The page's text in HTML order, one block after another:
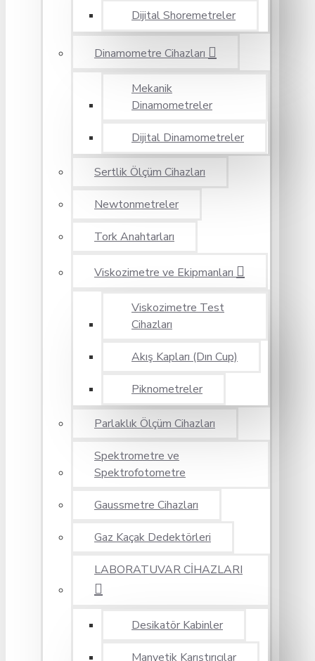
Dijital Shoremetreler
Dinamometre Cihazları
Mekanik
Dinamometreler
Dijital Dinamometreler
Sertlik Ölçüm Cihazları
Newtonmetreler
Tork Anahtarları
Viskozimetre ve Ekipmanları
Viskozimetre Test
Cihazları
Akış Kapları (Dın Cup)
Piknometreler
Parlaklık Ölçüm Cihazları
Spektrometre ve
Spektrofotometre
Gaussmetre Cihazları
Gaz Kaçak Dedektörleri
LABORATUVAR CİHAZLARI
Desikatör Kabinler
Manyetik Karıştırıcılar